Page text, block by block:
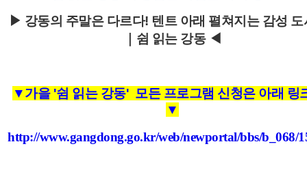
▶ 강동의 주말은 다르다! 텐트 아래 펼쳐지는 감성 도
｜쉼 읽는 강동◀
▼가을 '쉼 읽는 강동' 모든 프로그램 신청은 아래 링
▼
http://www.gangdong.go.kr/web/newportal/bbs/b_068/